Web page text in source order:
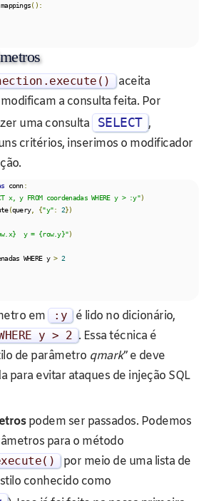
mappings():
. execute ()
aceita
a consulta feita. Por
uma consulta SELECT ,
critérios, inserimos o modificador
conn:
x, y FROM coordenadas WHERE y > :y")
(query, {"y": 2})
y = {row.y}")
WHERE y > 2
em : y
é lido no dicionário,
y > 2 . Essa técnica é
de parâmetro qmark” e deve
para evitar ataques de injeção SQL
podem ser passados. Podemos
para o método
()
por meio de uma lista de
conhecido como